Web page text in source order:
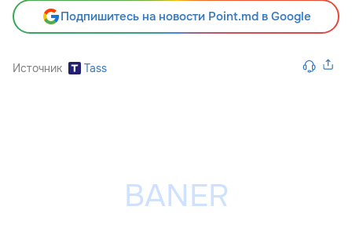
Подпишитесь на новости Point.md в Google
Источник Tass